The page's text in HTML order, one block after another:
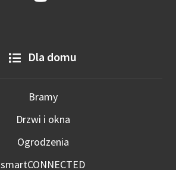
Dla domu
Bramy
Drzwi i okna
Ogrodzenia
smartCONNECTED